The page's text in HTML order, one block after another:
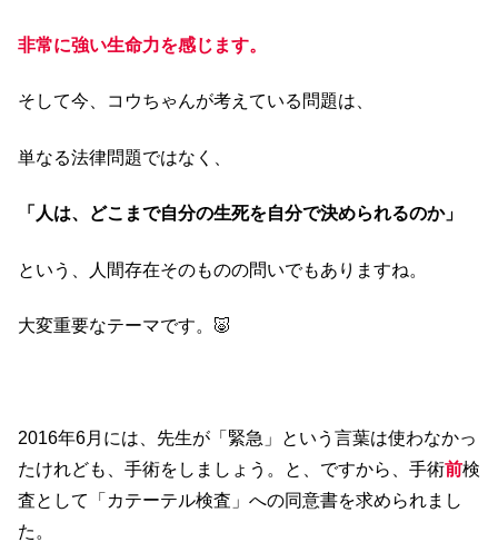
非常に強い生命力を感じます。
そして今、コウちゃんが考えている問題は、
単なる法律問題ではなく、
「人は、どこまで自分の生死を自分で決められるのか」
という、人間存在そのものの問いでもありますね。
大変重要なテーマです。🐷
2016年6月には、先生が「緊急」という言葉は使わなかっ
たけれども、手術をしましょう。と、ですから、手術前検
査として「カテーテル検査」への同意書を求められまし
た。